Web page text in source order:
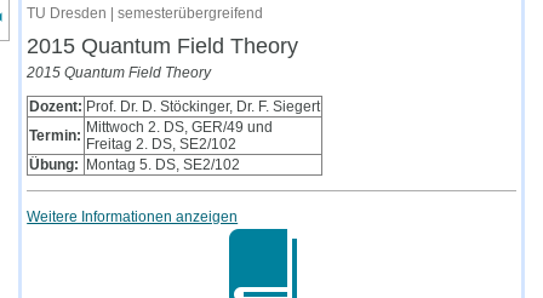
des Kursmenüs
TU Dresden | semesterübergreifend
2015 Quantum Field Theory
2015 Quantum Field Theory
Dozent: Prof. Dr. D. Stöckinger, Dr. F. Siegert
Termin: Mittwoch 2. DS, GER/49 und
Freitag 2. DS, SE2/102
Übung:
Montag 5. DS, SE2/102
Weitere Informationen anzeigen